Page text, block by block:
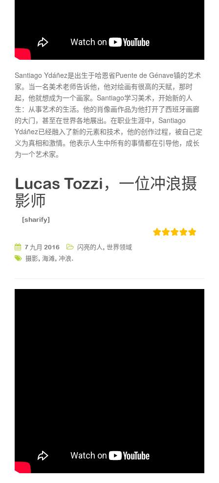
Santiago Ydáñez是出生于哈恩省Puente de Génave镇的艺术
家。当一名美术老师告诉他，他对绘画有很高的天赋，那时
起，他就想成为一个画家。Santiago学习美术，开始新的人
生：从事艺术的生活。他的肖像画作品为他打开了西班牙画廊
的大门，甚至在世界各地展出。在职业生涯中，Santiago
Ydáñez已经融入了新的元素和技术，他的创作过程，被自己定
义为真相和激情。他表示人生中所有的事情都在引导他，成长
为一个艺术家。
Lucas Tozzi，一位冲浪摄
影师
[sharify]
7 九月 2016 闪亮的人, 世界领域
摄影, 海滩, 冲浪.